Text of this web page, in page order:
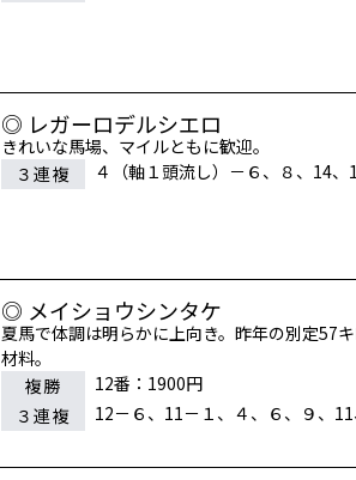
◎ レガーロデルシエロ
きれいな馬場、マイルともに歓迎。
３連複
４（軸１頭流し）－６、８、14、
◎ メイショウシンタケ
夏馬で体調は明らかに上向き。昨年の別定57
材料。
複勝
12番：1900円
３連複
12－６、11－１、４、６、９、11